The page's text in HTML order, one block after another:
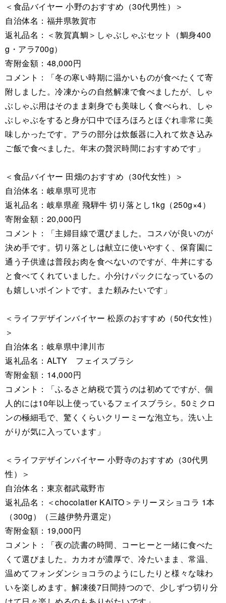
＜食品バイヤー 小野のおすすめ（30代男性）＞
自治体名：福井県敦賀市
返礼品名：＜敦賀真鯛＞しゃぶしゃぶセット（鯛身400
g・アラ700g）
寄附金額：48,000円
コメント：「冬の寒い時期に温かいものが食べたくて寄
附しました。冷凍からの自然解凍で食べましたが、しゃ
ぶしゃぶ用はそのまま刺身でも美味しく食べられ、しゃ
ぶしゃぶをすると身が口中でほろほろとほぐれ非常に美
味しかったです。アラの部分は炊飯器に入れて炊き込み
ご飯で食べました。年末の贅沢時間におすすめです」
＜食品バイヤー 田畑のおすすめ（30代女性）＞
自治体名：岐阜県可児市
返礼品名：岐阜県産 飛騨牛 切り落とし1kg（250g×4）
寄附金額：20,000円
コメント：「主婦目線で選びました。コスパが良いのが
決め手です。切り落としは献立に使いやすく、保育園に
通う子供達は普段お肉を食べないのですが、牛丼にする
と食べてくれていました。小分けパックになっているの
も嬉しいポイントです。また頼みたいです」
＜ライフデザインバイヤー 松原のおすすめ（50代女性）
＞
自治体名：岐阜県中津川市
返礼品名：ALTY フェイスブラシ
寄附金額：14,000円
コメント：「ふるさと納税で貰うのは初めてですが、個
人的には10年以上使っているフェイスブラシ。50ミクロ
ンの極細毛で、驚くくらいクリーミーな泡立ち。洗い上
がりが気に入っています」
＜ライフデザインバイヤー 小野寺のおすすめ（30代男
性）＞
自治体名：東京都武蔵野市
返礼品名：＜chocolatier KAITO＞テリーヌショコラ 1本
（300g）（三越伊勢丹選定）
寄附金額：19,000円
コメント：「夜の読書の時間、コーヒーと一緒に食べた
くて選びました。カカオが濃厚で、冷たいまま、常温、
温めてフォンダンショコラのようにしたりと様々な味わ
いを楽しめます。解凍後7日間持つので、少しずつ切り分